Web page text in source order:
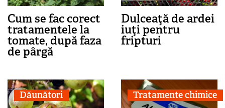
Cum se fac corect
tratamentele la
tomate, după faza
de pârgă
Dulceaţă de ardei
iuţi pentru
fripturi
Dăunători Tratamente chimice